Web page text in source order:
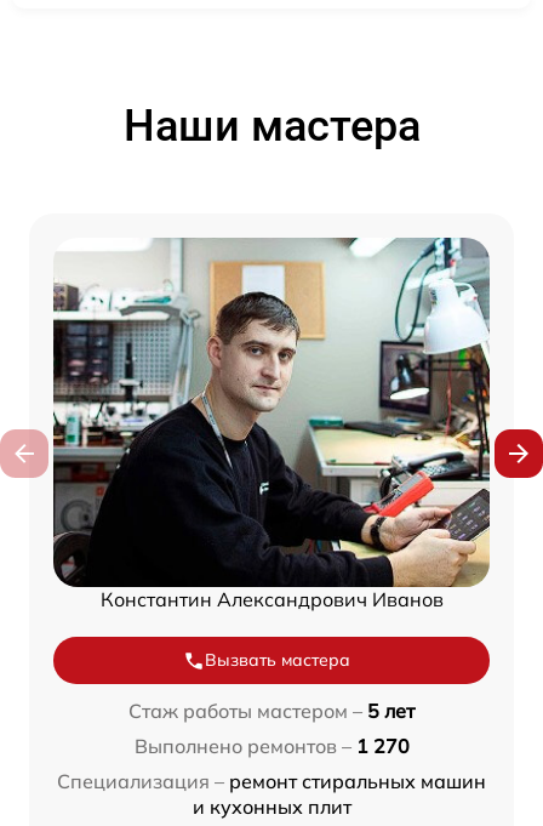
Наши мастера
Константин Александрович Иванов
Вызвать мастера
Стаж работы мастером – 5 лет
Выполнено ремонтов – 1 270
Специализация – ремонт стиральных машин
и кухонных плит